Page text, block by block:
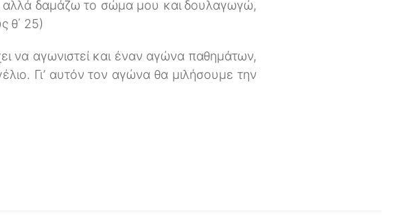
δαμάζω το σώμα μου και δουλαγωγώ,
θ΄ 25)
να αγωνιστεί και έναν αγώνα παθημάτων,
Γι’ αυτόν τον αγώνα θα μιλήσουμε την